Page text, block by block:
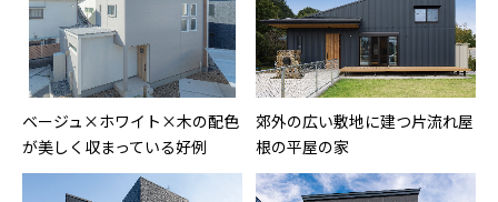
ベージュ×ホワイト×木の配色
が美しく収まっている好例
郊外の広い敷地に建つ片流れ屋
根の平屋の家